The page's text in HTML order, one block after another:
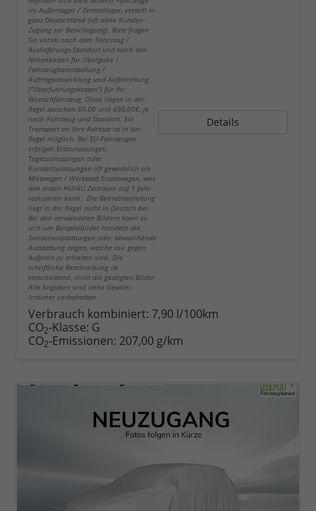
im Außenlager / Zentrallager, verteilt in
ganz Deutschland (oft ohne Kunden-
Zugang zur Besichtigung). Bitte fragen
Sie vorab nach dem Fahrzeug /
Auslieferungs-Standort und nach den
Nebenkosten für Übergabe /
Fahrzeugbereitstellung /
Auftragsabwicklung und Aufbereitung
("Überführungskosten") für Ihr
Wunschfahrzeug. Diese liegen in der
Regel zwischen 60,00 und 890,00€, je
nach Fahrzeug und Standort. Ein
Transport an Ihre Adresse ist in der
Regel möglich. Bei EU-Fahrzeugen
erfolgen Erstzulassungen,
Tageszulassungen oder
Kurzzeitzulassungen oft gewerblich als
Mietwagen / Werkstatt Ersatzwagen, was
den ersten HU/AU Zeitraum auf 1 Jahr
reduzieren kann. Die Betriebsanleitung
liegt in der Regel nicht in Deutsch bei.
Bei den verwendeten Bildern kann es
sich um Beispielbilder handeln die
Sonderausstattungen oder abweichende
Ausstattung zeigen, welche nur gegen
Aufpreis zu erhalten sind. Die
schriftliche Beschreibung ist
entscheidend, nicht die gezeigten Bilder.
Alle Angaben sind ohne Gewähr.
Irrtümer vorbehalten.
Details
Verbrauch kombiniert: 7,90 l/100km
CO2-Klasse: G
CO2-Emissionen: 207,00 g/km